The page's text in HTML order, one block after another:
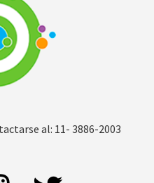
al: 11- 3886-2003